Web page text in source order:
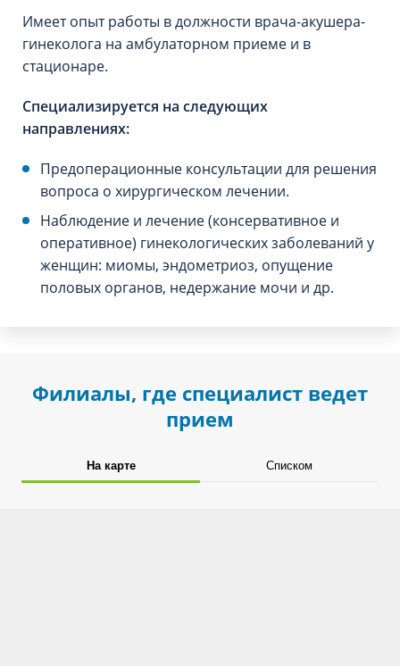
Имеет опыт работы в должности врача-акушера-
гинеколога на амбулаторном приеме и в
стационаре.
Специализируется на следующих
направлениях:
Предоперационные консультации для решения
вопроса о хирургическом лечении.
Наблюдение и лечение (консервативное и
оперативное) гинекологических заболеваний у
женщин: миомы, эндометриоз, опущение
половых органов, недержание мочи и др.
Филиалы, где специалист ведет
прием
На карте Списком